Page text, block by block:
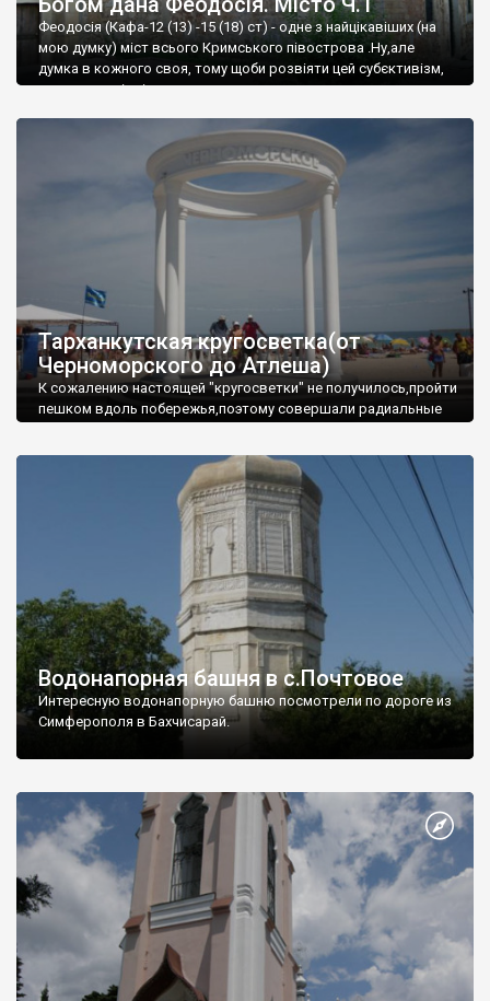
Феодосія (Кафа-12 (13) -15 (18) ст) - одне з найцікавіших (на
мою думку) міст всього Кримського півострова .Ну,але
думка в кожного своя, тому щоби розвіяти цей субєктивізм,
запрошую відвідати це
Тарханкутская кругосветка(от
Черноморского до Атлеша)
К сожалению настоящей "кругосветки" не получилось,пройти
пешком вдоль побережья,поэтому совершали радиальные
Водонапорная башня в с.Почтовое
Интересную водонапорную башню посмотрели по дороге из
Симферополя в Бахчисарай.